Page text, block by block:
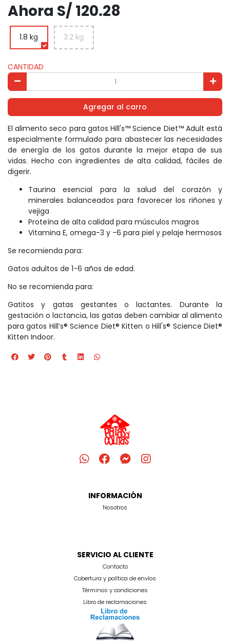
Ahora S/ 120.28
1.8 kg 3.2 kg
CANTIDAD
Agregar al carro
El alimento seco para gatos Hill's™ Science Diet™ Adult está
especialmente formulado para abastecer las necesidades
de energía de los gatos durante la mejor etapa de sus
vidas. Hecho con ingredientes de alta calidad, fáciles de
digerir.
Taurina esencial para la salud del corazón y
minerales balanceados para favorecer los riñones y
vejiga
Proteína de alta calidad para músculos magros
Vitamina E, omega-3 y -6 para piel y pelaje hermosos
Se recomienda para:
Gatos adultos de 1-6 años de edad.
No se recomienda para:
Gatitos y gatas gestantes o lactantes. Durante la
gestación o lactancia, las gatas deben cambiar al alimento
para gatos Hill’s® Science Diet® Kitten o Hill's® Science Diet®
Kitten Indoor.
INFORMACIÓN
Nosotros
SERVICIO AL CLIENTE
Contacto
Cobertura y política de envíos
Términos y condiciones
Libro de reclamaciones